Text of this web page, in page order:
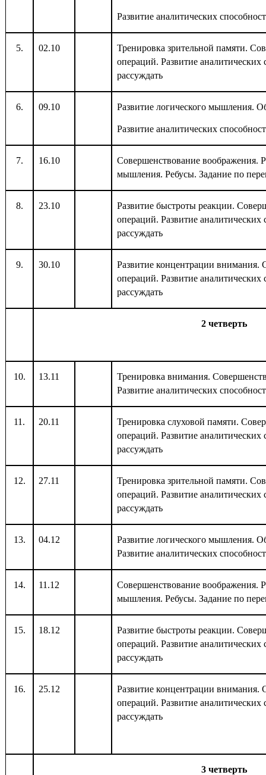
Развитие аналитических
5. 02.10
Тренировка зрительной памяти.
операций. Развитие аналитических
рассуждать
6. 09.10 Развитие логического мышления.
Развитие аналитических
7. 16.10
Совершенствование воображения.
мышления. Ребусы. Задание по
8. 23.10
Развитие быстроты реакции.
операций. Развитие аналитических
рассуждать
9. 30.10
Развитие концентрации
операций. Развитие аналитических
рассуждать
2 четверть
10. 13.11
Тренировка внимания.
Развитие аналитических
11. 20.11
Тренировка слуховой памяти.
операций. Развитие аналитических
рассуждать
12. 27.11
Тренировка зрительной памяти.
операций. Развитие аналитических
рассуждать
13. 04.12
Развитие логического мышления.
Развитие аналитических
14. 11.12
Совершенствование воображения.
мышления. Ребусы. Задание по
15. 18.12
Развитие быстроты реакции.
операций. Развитие аналитических
рассуждать
16. 25.12
Развитие концентрации
операций. Развитие аналитических
рассуждать
3 четверть